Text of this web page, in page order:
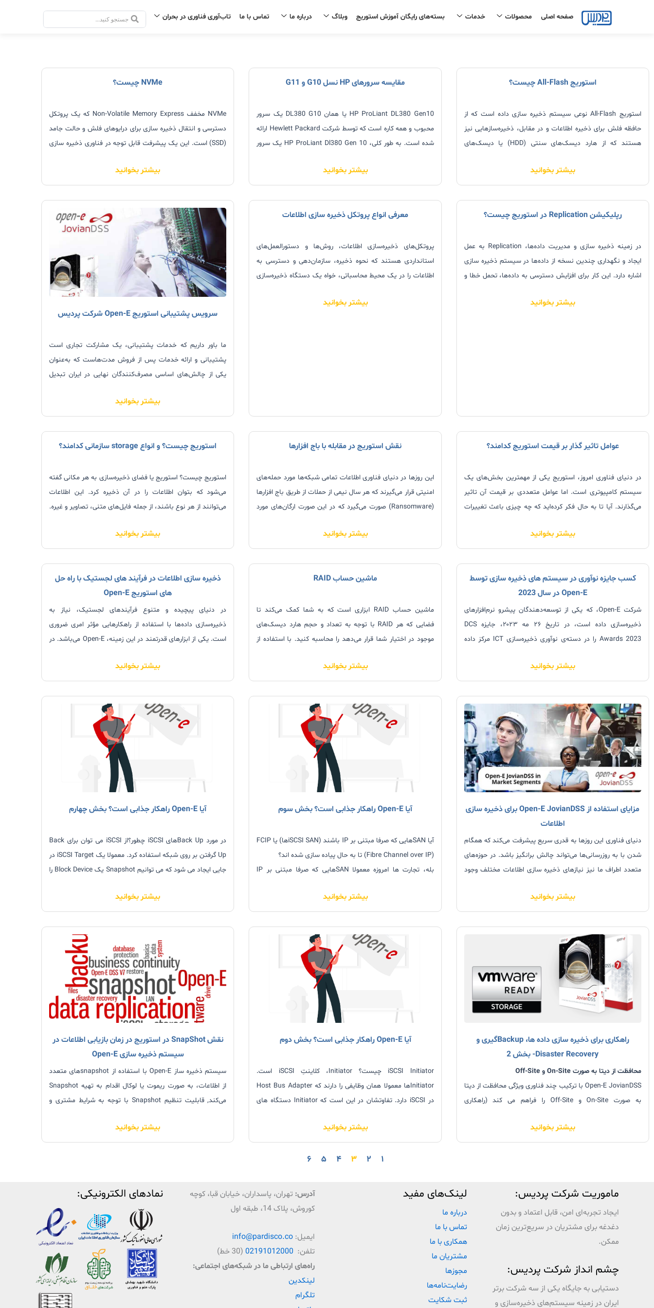
صفحه اصلی محصولات خدمات بسته‌های رایگان آموزش استوریج وبلاگ درباره ما تماس با ما تاب‌آوری فناوری در بحران
جستجو
استوریج All-Flash چیست؟
استوریج All-Flash نوعی سیستم ذخیره سازی داده است که از
حافظه فلش برای ذخیره اطلاعات و در مقابل، ذخیره‌سازهایی نیز
هستند که از هارد دیسک‌های سنتی (HDD) یا دیسک‌های
بیشتر بخوانید
مقایسه سرورهای HP نسل G10 و G11
HP ProLiant DL380 Gen10 یا همان DL380 G10 یک سرور
محبوب و همه کاره است که توسط شرکت Hewlett Packard ارائه
شده است. به طور کلی، HP ProLiant Dl380 Gen 10 یک سرور
بیشتر بخوانید
NVMe چیست؟
NVMe مخفف Non-Volatile Memory Express که یک پروتکل
دسترسی و انتقال ذخیره سازی برای درایوهای فلش و حالت جامد
(SSD) است. این یک پیشرفت قابل توجه در فناوری ذخیره سازی
قدیمی ارائه می‌دهد. اگر قصدبیشتر بخوانید
رپلیکیشن Replication در استوریج چیست؟
در زمینه ذخیره سازی و مدیریت داده‌ها، Replication به عمل
ایجاد و نگهداری چندین نسخه از داده‌ها در سیستم ذخیره سازی
اشاره دارد. این کار برای افزایش دسترسی به داده‌ها، تحمل خطا و
بیشتر بخوانید
معرفی انواع پروتکل ذخیره سازی اطلاعات
پروتکل‌های ذخیره‌سازی اطلاعات، روش‌ها و دستورالعمل‌های
استانداردی هستند که نحوه ذخیره، سازمان‌دهی و دسترسی به
اطلاعات را در یک محیط محاسباتی، خواه یک دستگاه ذخیره‌سازی
از یکپارچگی، امنیت و دسترسی کارآمد به اطلاعات ضروری هستند.
بیشتر بخوانید
سرویس پشتیبانی استوریج Open-E شرکت پردیس
ما باور داریم که خدمات پشتیبانی، یک مشارکت تجاری است
پشتیبانی و ارائه خدمات پس از فروش مدت‌هاست که به‌عنوان
یکی از چالش‌های اساسی مصرف‌کنندگان نهایی در ایران تبدیل
بیشتر بخوانید
عوامل تاثیر گذار بر قیمت استوریج کدامند؟
در دنیای فناوری امروز، استوریج یکی از مهمترین بخش‌های یک
سیستم کامپیوتری است. اما عوامل متعددی بر قیمت آن تاثیر
می‌گذارند. آیا تا به حال فکر کرده‌اید که چه چیزی باعث تغییرات
بیشتر بخوانید
نقش استوریج در مقابله با باج افزارها
این روزها در دنیای فناوری اطلاعات تمامی شبکه‌ها مورد حمله‏‌های
امنیتی قرار می‌گیرند که هر سال نیمی از حملات از طریق باج افزارها
(Ransomware) صورت می‌‏گیرد که در این صورت ارگان‏‌های مورد
بیشتر بخوانید
استوریج چیست؟ و انواع storage سازمانی کدامند؟
استوریج چیست؟ استوریج یا فضای ذخیره‌سازی به هر مکانی گفته
می‌شود که بتوان اطلاعات را در آن ذخیره کرد. این اطلاعات
می‌توانند از هر نوع باشند، از جمله فایل‌های متنی، تصاویر و غیره.
ذخیره‌سازی و مدیریت داده‌هابیشتر بخوانید
کسب جایزه نوآوری در سیستم های ذخیره سازی توسط
Open-E در سال 2023
شرکت Open-E، که یکی از توسعه‌دهندگان پیشرو نرم‌افزارهای
ذخیره‌سازی داده است، در تاریخ ۲۶ مه ۲۰۲۳، جایزه DCS
Awards 2023 را در دسته‌ی نوآوری ذخیره‌سازی ICT مرکز داده
بیشتر بخوانید
ماشین حساب RAID
ماشین حساب RAID ابزاری است که به شما کمک می‌کند تا
فضایی که هر RAID با توجه به تعداد و حجم هارد دیسک‌های
موجود در اختیار شما قرار می‌دهد را محاسبه کنید. با استفاده از
بیشتر بخوانید
ذخیره‌ سازی اطلاعات در فرآیند های لجستیک با راه حل‏
های استوریج Open-E
در دنیای پیچیده و متنوع فرآیندهای لجستیک، نیاز به
ذخیره‌سازی داده‌ها با استفاده از راهکارهایی مؤثر امری ضروری
است. یکی از ابزارهای قدرتمند در این زمینه، Open-E می‌باشد. در
لجستیک و چگونگی استفاده از Open-Eبیشتر بخوانید
مزایای استفاده از Open-E JovianDSS برای ذخیره سازی
اطلاعات
دنیای فناوری این روزها به قدری سریع پیشرفت می‌کند که همگام
شدن با به‌ روزرسانی‌ها می‌تواند چالش برانگیز باشد. در حوزه‌های
متعدد اطراف ما نیز نیازهای ذخیره‌ سازی اطلاعات مختلف وجود
ذخیره سازی اطلاعات ممکن است،
بیشتر بخوانید
آیا Open-E راهکار جذابی است؟ بخش سوم
آیا SANهایی که صرفا مبتنی بر IP باشند (iSCSI SANها) یا FCIP
(Fibre Channel over IP) تا به حال پیاده سازی شده اند؟
بله، تجارت ها امروزه معمولا SANهایی که صرفا مبتنی بر IP
قابل کنترل باقی بمانند. این SANها معمولا در یک پروژۀ یکپارچه
سازی ایجاد می شوند که معمولا سیستم های DAS با موارد دیگری
جایگزین می شوند. FCIP در شرکت های بزرگ استفاده می شود،
بیشتر بخوانید
آیا Open-E راهکار جذابی است؟ بخش چهارم
در مورد Back Upهای iSCSI چطور؟از iSCSI می توان برای Back
Up گرفتن بر روی شبکه استفاده کرد. معمولا یک iSCSI Target در
جایی ایجاد می شود که می توانیم Snapshot یک Block Device را
بکاپ، به صورت Write-Protected ادغام شده باشد. در این
صورت برای Back Up گرفتن، سرور باید بتواند iSCSI Block
Device را به صورت یک دیسکِ فرمت شده با فایل‌ سیستم (مثلا
بیشتر بخوانید
راهکاری برای ذخیره سازی داده ها، Backupگیری و
Disaster Recovery- بخش 2
محافظت از دیتا به صورت On-Site و Off-Site
Open-E JovianDSS با ترکیب چند فناوری ویژگی محافظت از دیتا
به صورت On-Site و Off-Site را فراهم می کند (راهکاری
کمک می کند که دیتای حیاتی از دست رفته خود در اثر حوادث
مختلف را به سرعت بازیابی کند).
بیشتر بخوانید
آیا Open-E راهکار جذابی است؟ بخش دوم
iSCSI Initiator چیست؟ Initiator، کلاینتِ iSCSI است.
Initiatorها معمولا همان وظایفی را دارند که Host Bus Adapter
در iSCSI دارد. تفاوتشان در این است که Initiator دستگاه های
دستورات را در شبکۀ IP می فرستند. دو نوع Initiator وجود دارد:
سخت افزاری و نرم افزاری.
بیشتر بخوانید
نقش SnapShot در استوریج در زمان بازیابی اطلاعات در
سیستم ذخیره سازی Open-E
سیستم ذخیره ساز Open-E با استفاده از snapshotهای متعدد
از اطلاعات، به صورت ریموت یا لوکال اقدام به تهیه Snapshot
می‌کند, قابلیت تنظیم Snapshot با توجه به شرایط مشتری و
جانبی، بازیابی اطلاعات را در شرایط حیاتی برای سازمانها فراهم
می‌کند.
بیشتر بخوانید
۱ ۲ ۳ ۴ ۵ ۶
ماموریت شرکت پردیس:
ایجاد تجربه‌ای امن، قابل اعتماد و بدون
دغدغه برای مشتریان در سریع‌ترین زمان
ممکن.
چشم انداز شرکت پردیس:
دستیابی به جایگاه یکی از سه شرکت برتر
ایران در زمینه سیستم‌های ذخیره‌سازی و
لینک‌های مفید
درباره ما
تماس با ما
همکاری با ما
مشتریان ما
مجوزها
رضایت‌نامه‌ها
ثبت شکایت
آدرس: تهران، پاسداران، خیابان قبا، کوچه
کوروش، پلاک 14، طبقه اول
ایمیل: info@pardisco.co
تلفن: 02191012000 (30 خط)
راه‌‌های ارتباطی ما در شبکه‌های اجتماعی:
لینکدین
تلگرام
نمادهای الکترونیکی: